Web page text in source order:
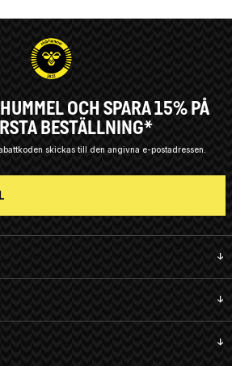
OCH SPARA 15% PÅ
BESTÄLLNING*
skickas till den angivna e-postadressen.